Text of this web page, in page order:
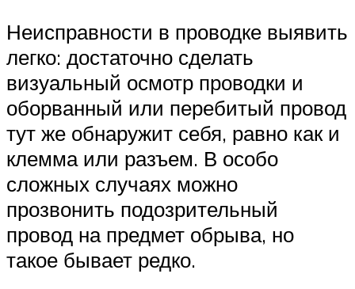
Неисправности в проводке выявить
легко: достаточно сделать
визуальный осмотр проводки и
оборванный или перебитый провод
тут же обнаружит себя, равно как и
клемма или разъем. В особо
сложных случаях можно
прозвонить подозрительный
провод на предмет обрыва, но
такое бывает редко.